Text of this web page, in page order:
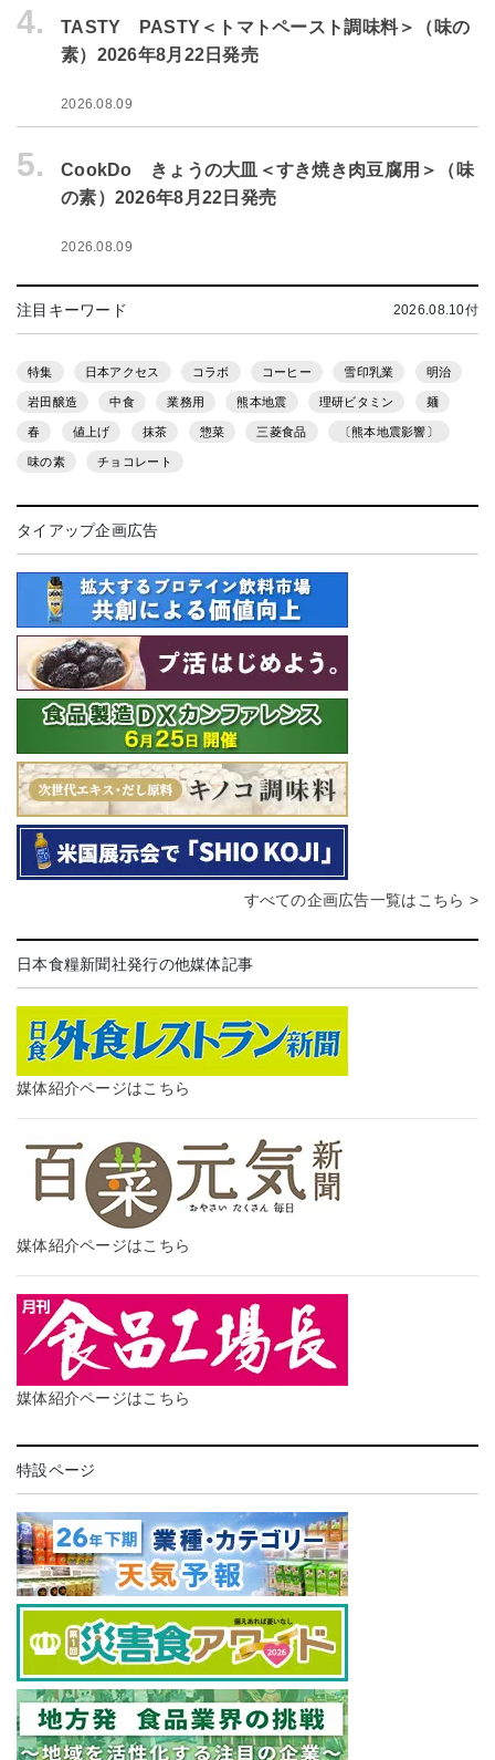
4.
TASTY PASTY＜トマトペースト調味料＞（味の
素）2026年8月22日発売
2026.08.09
5.
CookDo きょうの大皿＜すき焼き肉豆腐用＞（味
の素）2026年8月22日発売
2026.08.09
注目キーワード 2026.08.10付
特集 日本アクセス コラボ コーヒー 雪印乳業 明治
岩田醸造 中食 業務用 熊本地震 理研ビタミン 麺
春 値上げ 抹茶 惣菜 三菱食品 〔熊本地震影響〕
味の素 チョコレート
タイアップ企画広告
すべての企画広告一覧はこちら >
日本食糧新聞社発行の他媒体記事
媒体紹介ページはこちら
媒体紹介ページはこちら
媒体紹介ページはこちら
特設ページ